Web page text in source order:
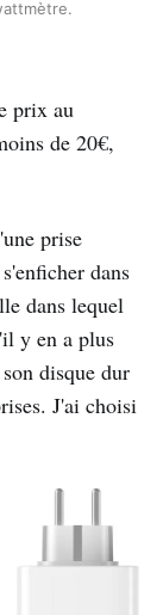
prix au
de 20€,
prise
dans
dans lequel
y en a plus
disque dur
J'ai choisi